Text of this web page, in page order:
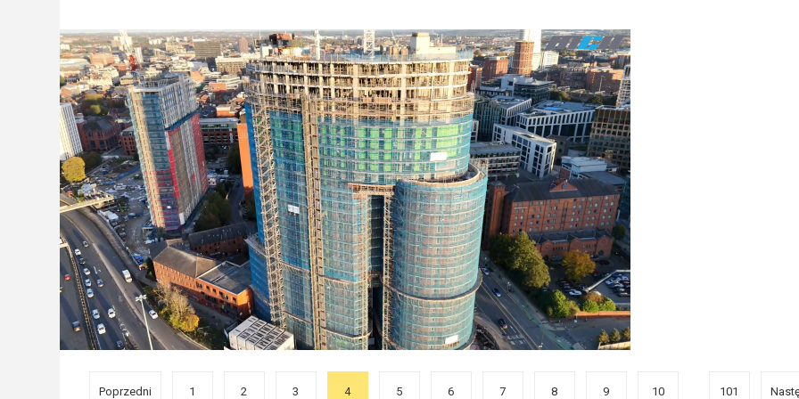
Poprzedni 1 2 3 4 5 6 7 8 9 10 101